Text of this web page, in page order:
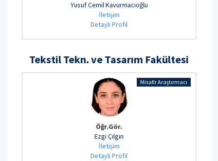
Yusuf Cemil Kavurmacıoğlu
İletişim
Detaylı Profil
Tekstil Tekn. ve Tasarım Fakültesi
Misafir Araştırmacı
Öğr.Gör.
Ezgi Çılgın
İletişim
Detaylı Profil